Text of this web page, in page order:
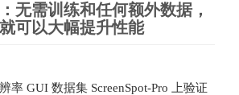
无需训练和任何额外数据，
可以大幅提升性能
率 GUI 数据集 ScreenSpot-Pro 上验证